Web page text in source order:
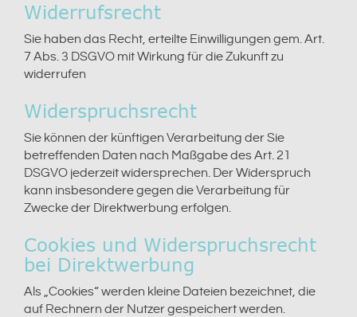
Widerrufsrecht
Sie haben das Recht, erteilte Einwilligungen gem. Art.
7 Abs. 3 DSGVO mit Wirkung für die Zukunft zu
widerrufen
Widerspruchsrecht
Sie können der künftigen Verarbeitung der Sie
betreffenden Daten nach Maßgabe des Art. 21
DSGVO jederzeit widersprechen. Der Widerspruch
kann insbesondere gegen die Verarbeitung für
Zwecke der Direktwerbung erfolgen.
Cookies und Widerspruchsrecht
bei Direktwerbung
Als „Cookies“ werden kleine Dateien bezeichnet, die
auf Rechnern der Nutzer gespeichert werden.